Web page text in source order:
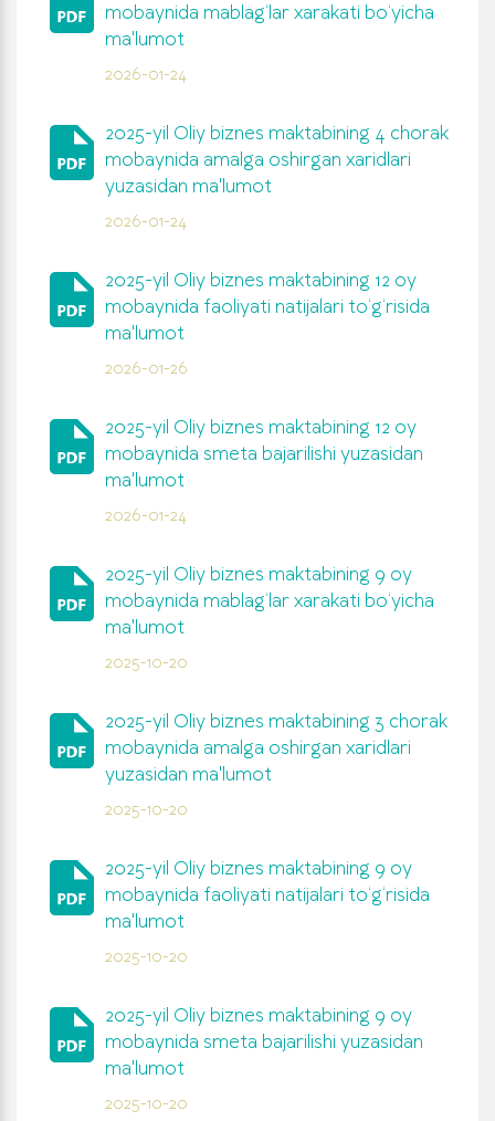
mobaynida mablag‘lar xarakati bo‘yicha
ma'lumot
2026-01-24
2025-yil Oliy biznes maktabining 4 chorak
mobaynida amalga oshirgan xaridlari
yuzasidan ma'lumot
2026-01-24
2025-yil Oliy biznes maktabining 12 oy
mobaynida faoliyati natijalari to‘g‘risida
ma'lumot
2026-01-26
2025-yil Oliy biznes maktabining 12 oy
mobaynida smeta bajarilishi yuzasidan
ma'lumot
2026-01-24
2025-yil Oliy biznes maktabining 9 oy
mobaynida mablag‘lar xarakati bo‘yicha
ma'lumot
2025-10-20
2025-yil Oliy biznes maktabining 3 chorak
mobaynida amalga oshirgan xaridlari
yuzasidan ma'lumot
2025-10-20
2025-yil Oliy biznes maktabining 9 oy
mobaynida faoliyati natijalari to‘g‘risida
ma'lumot
2025-10-20
2025-yil Oliy biznes maktabining 9 oy
mobaynida smeta bajarilishi yuzasidan
ma'lumot
2025-10-20